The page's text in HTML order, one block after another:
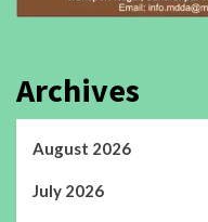
Archives
August 2026
July 2026